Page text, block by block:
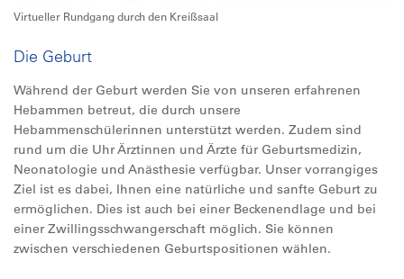
Virtueller Rundgang durch den Kreißsaal
Die Geburt
Während der Geburt werden Sie von unseren erfahrenen
Hebammen betreut, die durch unsere
Hebammenschülerinnen unterstützt werden. Zudem sind
rund um die Uhr Ärztinnen und Ärzte für Geburtsmedizin,
Neonatologie und Anästhesie verfügbar. Unser vorrangiges
Ziel ist es dabei, Ihnen eine natürliche und sanfte Geburt zu
ermöglichen. Dies ist auch bei einer Beckenendlage und bei
einer Zwillingsschwangerschaft möglich. Sie können
zwischen verschiedenen Geburtspositionen wählen.